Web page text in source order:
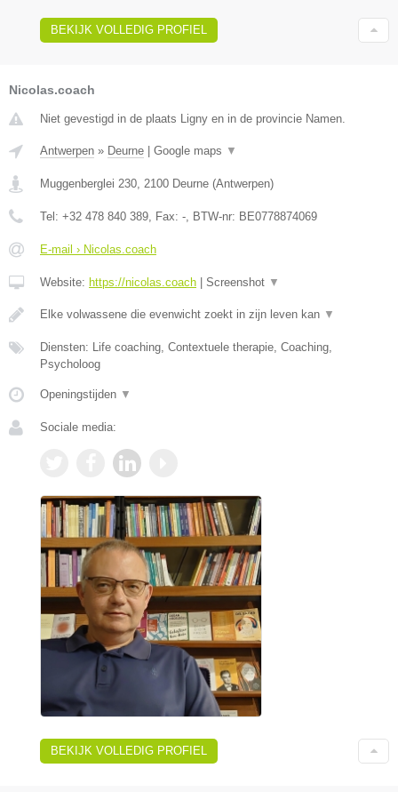
BEKIJK VOLLEDIG PROFIEL
Nicolas.coach
Niet gevestigd in de plaats Ligny en in de provincie Namen.
Antwerpen » Deurne Google maps ▼
Muggenberglei 230, 2100 Deurne (Antwerpen)
Tel: +32 478 840 389, Fax: -, BTW-nr: BE0778874069
E-mail › Nicolas.coach
Website: https://nicolas.coach Screenshot ▼
Elke volwassene die evenwicht zoekt in zijn leven kan ▼
Diensten: Life coaching, Contextuele therapie, Coaching,
Psycholoog
Openingstijden ▼
Sociale media:
BEKIJK VOLLEDIG PROFIEL